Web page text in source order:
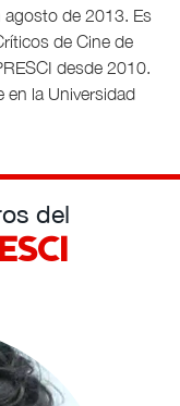
agosto de 2013. Es
de Cine de
desde 2010.
en la Universidad
del